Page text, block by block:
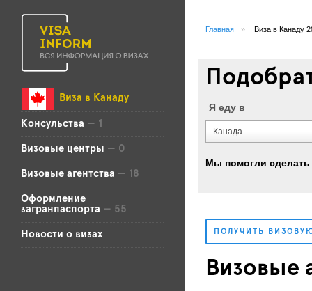
Виза в Канаду
Консульства — 1
Визовые центры — 0
Визовые агентства — 18
Оформление
загранпаспорта — 55
Новости о визах
Главная » Виза в Канаду
Я еду в
Канада
Мы помогли
ПОЛУЧИТЬ
Визовые